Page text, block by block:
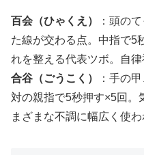
百会（ひゃくえ）
：頭の
た線が交わる点。中指で5
れを整える代表ツボ。自
合谷（ごうこく）
：手の
対の親指で5秒押す×5回。
まざまな不調に幅広く使わ